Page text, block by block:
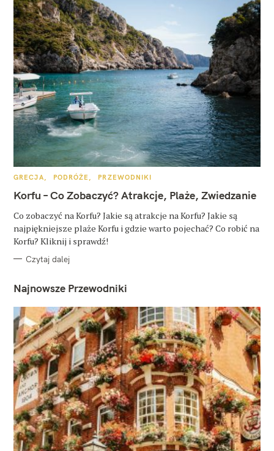
K
T
E
O
R
I
GRECJA PODRÓŻE PRZEWODNIKI
Korfu – Co Zobaczyć? Atrakcje, Plaże, Zwiedzanie
Co zobaczyć na Korfu? Jakie są atrakcje na Korfu? Jakie są
najpiękniejsze plaże Korfu i gdzie warto pojechać? Co robić na
Korfu? Kliknij i sprawdź!
Czytaj dalej
Najnowsze Przewodniki